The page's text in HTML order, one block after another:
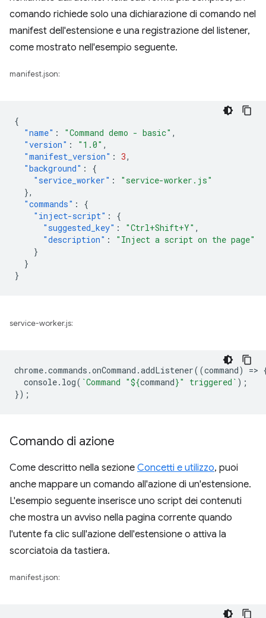
comando richiede solo una dichiarazione di comando nel
manifest dell'estensione e una registrazione del listener,
come mostrato nell'esempio seguente.
manifest.json:
{
"name" : "Command demo - basic" ,
"version" : "1.0" ,
"manifest_version" : 3,
"background" :
{
"service_worker" :
"service-worker.js"
},
"commands" :
{
"inject-script" :
{
"suggested_key" : "Ctrl+Shift+Y" ,
"description" :
"Inject a script on the page"
}
}
}
service-worker.js:
chrome.commands .onCommand .addListener((command) =>
console. log( `Command "${command}" triggered` );
});
Comando di azione
Come descritto nella sezione Concetti e utilizzo, puoi
anche mappare un comando all'azione di un'estensione.
L'esempio seguente inserisce uno script dei contenuti
che mostra un avviso nella pagina corrente quando
l'utente fa clic sull'azione dell'estensione o attiva la
scorciatoia da tastiera.
manifest.json: